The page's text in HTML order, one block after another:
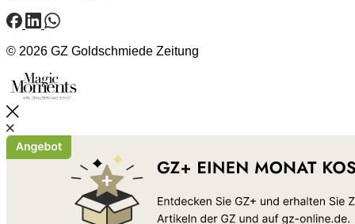
© 2026 GZ Goldschmiede Zeitung
Schließen